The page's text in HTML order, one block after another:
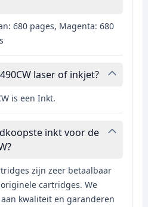
680 pages, Magenta: 680
laser of inkjet?
is een Inkt.
inkt voor de
zijn zeer betaalbaar
cartridges. We
kwaliteit en garanderen